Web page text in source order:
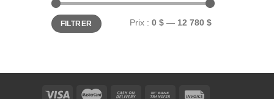
Prix
min
Prix
maxFILTRER Prix : 0 $ — 12 780 $